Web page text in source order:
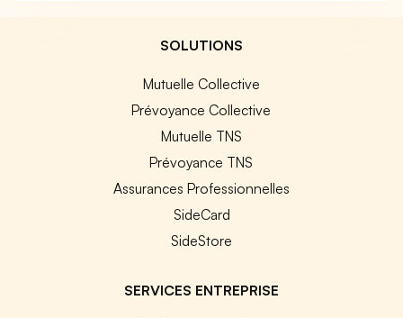
SOLUTIONS
Mutuelle Collective
Prévoyance Collective
Mutuelle TNS
Prévoyance TNS
Assurances Professionnelles
SideCard
SideStore
SERVICES ENTREPRISE